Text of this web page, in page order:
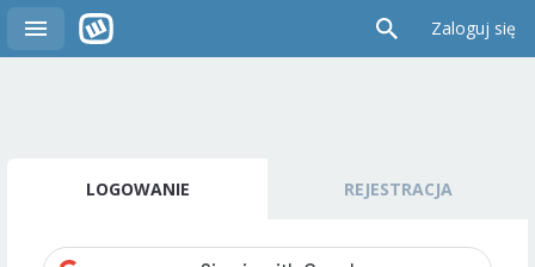
Zaloguj się
LOGOWANIE REJESTRACJA